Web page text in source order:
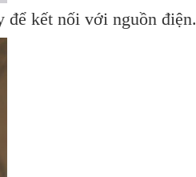
để kết nối với nguồn điện.